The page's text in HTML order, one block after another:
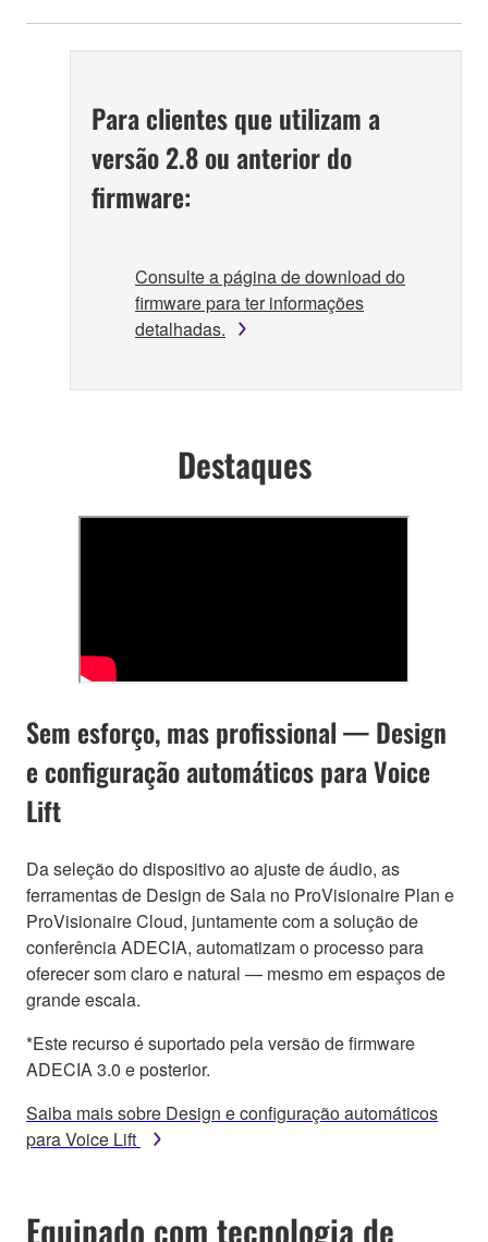
Para clientes que utilizam a
versão 2.8 ou anterior do
firmware:
Consulte a página de download do
firmware para ter informações
detalhadas.
Destaques
Sem esforço, mas profissional — Design
e configuração automáticos para Voice
Lift
Da seleção do dispositivo ao ajuste de áudio, as
ferramentas de Design de Sala no ProVisionaire Plan e
ProVisionaire Cloud, juntamente com a solução de
conferência ADECIA, automatizam o processo para
oferecer som claro e natural — mesmo em espaços de
grande escala.
*Este recurso é suportado pela versão de firmware
ADECIA 3.0 e posterior.
Saiba mais sobre Design e configuração automáticos
para Voice Lift
Equipado com tecnologia de